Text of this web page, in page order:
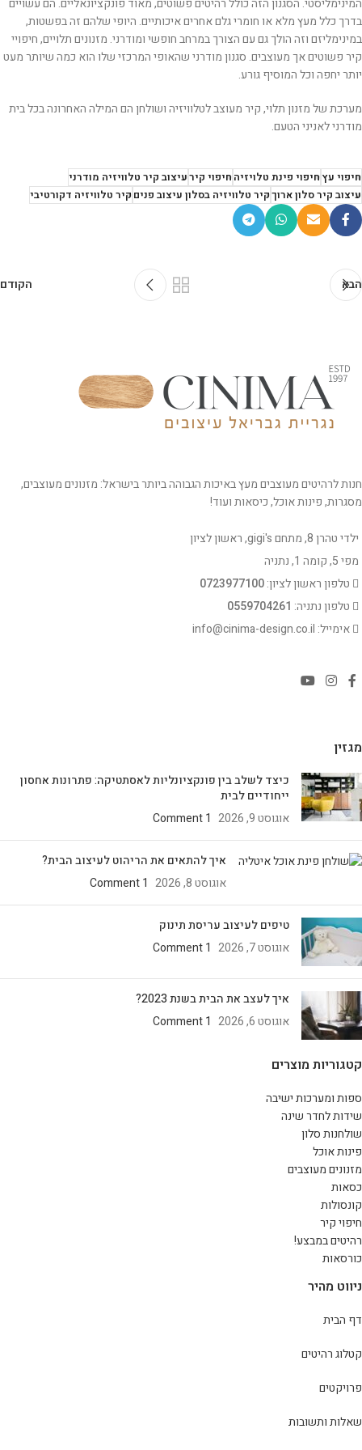
המינימליסטי. הסגנון הזה כולל רהיטים פשוטים, מאוד פונקציונאליים. הם עשויים
בדרך כלל מעץ מלא או חומרי גלם אחרים איכותיים. היופי שלהם זה בפשטות,
במינימליזם וזה הולך גם עם הצורך במרחב חופשי ומודרני. מזנונים תלויים, חיפויי
קיר פשוטים אך מעוצבים. סגנון מודרני שהאופי המרכזי שלו הוא כמה שיותר מעט
יותר יחפה וכל המוסיף גורע.
מערכת של מזנון תלוי, קיר מעוצב לטלוויזיה ושולחן הם המילה האחרונה בכל בית
מודרני לאניני הטעם.
חיפוי עץחיפוי פינת טלויזיהחיפוי קירעיצוב קיר טלוויזיה מודרני
עיצוב קיר סלון ארוךקיר טלוויזיה בסלון עיצוב פניםקיר טלוויזיה דקורטיבי
הבא הקודם
חנות לרהיטים מעוצבים מעץ באיכות הגבוהה ביותר בישראל: מזנונים מעוצבים,
מסגרות, פינות אוכל, כיסאות ועוד!
ילדי טהרן 8, מתחם gigi's, ראשון לציון
מפי 5, קומה 1, נתניה
טלפון ראשון לציון:0723977100
טלפון נתניה: 0559704261
אימייל: info@cinima-design.co.il
מגזין
כיצד לשלב בין פונקציונליות לאסתטיקה: פתרונות אחסון
ייחודיים לבית
אוגוסט 9, 2026
1 Comment
איך להתאים את הריהוט לעיצוב הבית?
אוגוסט 8, 2026
1 Comment
טיפים לעיצוב עריסת תינוק
אוגוסט 7, 2026
1 Comment
איך לעצב את הבית בשנת 2023?
אוגוסט 6, 2026
1 Comment
קטגוריות מוצרים
ספות ומערכות ישיבה
שידות לחדר שינה
שולחנות סלון
פינות אוכל
מזנונים מעוצבים
כסאות
קונסולות
חיפוי קיר
רהיטים במבצע!
כורסאות
ניווט מהיר
דף הבית
קטלוג רהיטים
פרויקטים
שאלות ותשובות